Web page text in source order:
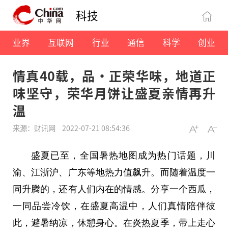
科技
业界 互联网 行业 通信 科学 创业
情真40载，品·正荣华味，地道正
味坚守，荣华月饼让盛夏亲情再升
温
来源：财讯网 2022-07-21 08:54:36
盛夏已至，全国暑热地图成为热门话题，川
渝、江浙沪、广东等地热力值飙升。而随着温度一
同升腾的，还有人们内在的情感。分享一个西瓜，
一同品尝冷饮，在盛夏高温中，人们真情陪伴彼
此，避暑纳凉，休憩身心。在炎热夏季，带上走心